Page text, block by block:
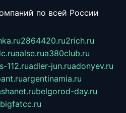
по всей России
2864420.ru2rich.ru
aalse.rua380club.ru
112.ruadler-jun.ruadonyev.ru
argentinamia.ru
belgorod-day.ru
bigfatcc.ru